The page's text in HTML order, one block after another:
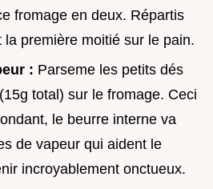
fromage en deux. Répartis
la première moitié sur le pain.
: Parseme les petits dés
total) sur le fromage. Ceci
le beurre interne va
de vapeur qui aident le
incroyablement onctueux.